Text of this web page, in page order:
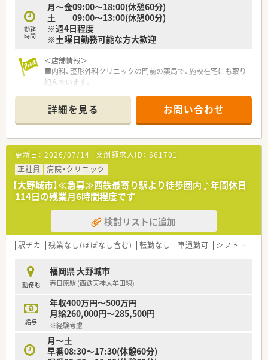
勤務
時間
月～金09:00～18:00(休憩60分)
土 09:00～13:00(休憩00分)
※週4日程度
※土曜日勤務可能な方大歓迎
＜店舗情報＞
■内科、整形外科クリニックの門前の薬局で、施設在宅にも取り
組んでいます。
介護用品もあります。
＜こんな薬局です＞
■福岡県春日市に本社を構え、福岡県内を中心に25店舗以上展
開しております。調剤薬局だけでなく、福祉施設などもグループ
内にあり、多角経営を行っております。
■処方箋枚数の多い店舗が多く、各店舗とも経営が安定しており
ます。
■在宅業務も積極的に取り組んでおり、TPN/IVH（中心静脈栄養
法）製剤調製のためのクリーンルーム（無菌室）を設置している店
舗もあります。
■気軽に来店しやすい薬局作りを目指しており、調剤薬局とカフ
ェが併設している店舗が現在3店舗あります
■階層別の研修、専門別の研修、Eラーニングなど幅広い教育制
度が用意され、認定薬剤師取得サポート等の体制も整っていま
す。
■医薬品勉強会、接遇研修だけでなく、管理者専門研修、女性活
躍推進研修など多岐にわたる研修を準備しており認定薬剤師の
取得も可能です。
詳細を見る お問い合わせ
更新日： 2026/07/14 薬剤師求人ID： 661701
正社員
病院・クリニック
【大野城市】≪急募≫西鉄最寄り駅より徒歩圏内♪年間休日
114日の残業月6時間程度です
検討リストに追加
駅チカ 残業なし(ほぼなし含む) 転勤なし 車通勤可 シフト制
勤務地
福岡県 大野城市
春日原駅 (西鉄天神大牟田線)
給与
年収400万円～500万円
月給260,000円～285,500円
※経験考慮
月～土
早番08:30～17:30(休憩60分)